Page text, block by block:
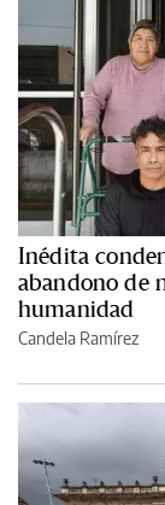
Inédita
abandono de
humanidad
Candela Ramírez